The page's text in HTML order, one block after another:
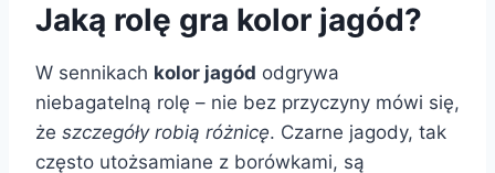
Jaką rolę gra kolor jagód?
W sennikach kolor jagód odgrywa
niebagatelną rolę – nie bez przyczyny mówi się,
że szczegóły robią różnicę. Czarne jagody, tak
często utożsamiane z borówkami, są